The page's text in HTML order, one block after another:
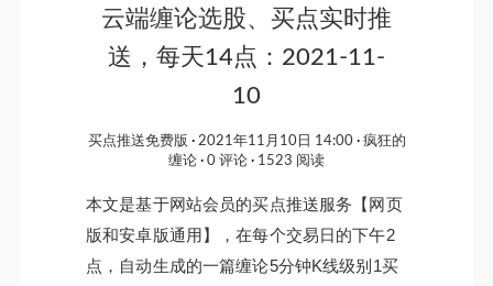
云端缠论选股、买点实时推
送，每天14点：2021-11-
10
买点推送免费版 2021年11月10日 14:00
疯狂的
缠论
0 评论 1523 阅读
本文是基于网站会员的买点推送服务【网页
版和安卓版通用】，在每个交易日的下午2
点，自动生成的一篇缠论5分钟K线级别1买